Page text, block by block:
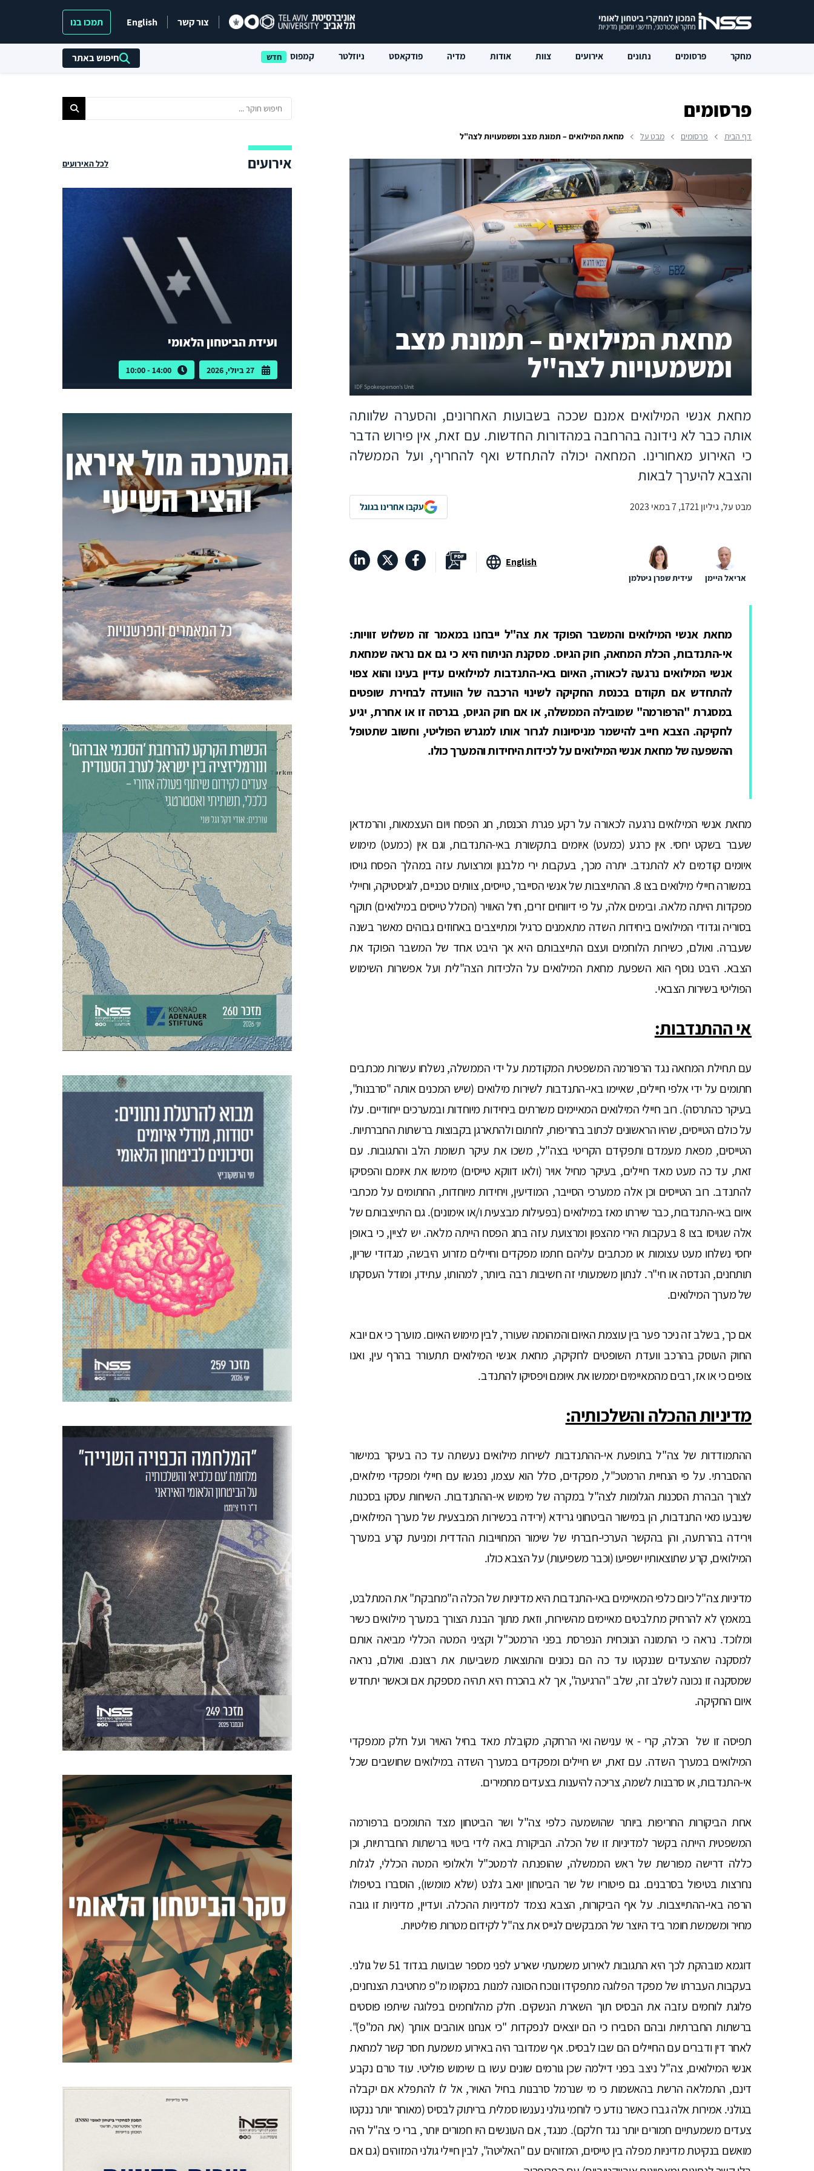
צור קשר English תמכו בנו
מחקר פרסומים נתונים אירועים צוות אודות מדיה פודקאסט ניוזלטר קמפוס חיפוש באתר
פרסומים
דף הבית פרסומים מבט על מחאת המילואים – תמונת מצב ומשמעויות לצה"ל
מחאת המילואים – תמונת מצב
ומשמעויות לצה"ל
מחאת אנשי המילואים אמנם שככה בשבועות האחרונים, והסערה שלוותה
אותה כבר לא נידונה בהרחבה במהדורות החדשות. עם זאת, אין פירוש הדבר
כי האירוע מאחורינו. המחאה יכולה להתחדש ואף להחריף, ועל הממשלה
והצבא להיערך לבאות
מבט על, גיליון 1721, 7 במאי 2023 עקבו אחרינו בגוגל
English
אריאל היימן עידית שפרן גיטלמן
מחאת אנשי המילואים והמשבר הפוקד את צה"ל ייבחנו במאמר זה משלוש זוויות:
אי-התנדבות, הכלת המחאה, חוק הגיוס. מסקנת הניתוח היא כי גם אם נראה שמחאת
אנשי המילואים נרגעה לכאורה, האיום באי-התנדבות למילואים עדיין בעינו והוא צפוי
להתחדש אם תקודם בכנסת החקיקה לשינוי הרכבה של הוועדה לבחירת שופטים
במסגרת "הרפורמה" שמובילה הממשלה, או אם חוק הגיוס, בגרסה זו או אחרת, יגיע
לחקיקה. הצבא חייב להישמר מניסיונות לגרור אותו למגרש הפוליטי, וחשוב שתטופל
ההשפעה של מחאת אנשי המילואים על לכידות היחידות והמערך כולו.
מחאת אנשי המילואים נרגעה לכאורה על רקע פגרת הכנסת, חג הפסח ויום העצמאות, והרמדאן
שעבר בשקט יחסי. אין כרגע (כמעט) איומים בתקשורת באי-התנדבות, וגם אין (כמעט) מימוש
איומים קודמים לא להתנדב. יתרה מכך, בעקבות ירי מלבנון ומרצועת עזה במהלך הפסח גויסו
במשורה חיילי מילואים בצו 8. ההתייצבות של אנשי הסייבר, טייסים, צוותים טכניים, לוגיסטיקה, וחיילי
מפקדות הייתה מלאה. ובימים אלה, על פי דיווחים זרים, חיל האוויר (הכולל טייסים במילואים) תוקף
בסוריה וגדודי המילואים ביחידות השדה מתאמנים כרגיל ומתייצבים באחוזים גבוהים מאשר בשנה
שעברה. ואולם, כשירות הלוחמים ועצם התייצבותם היא אך היבט אחד של המשבר הפוקד את
הצבא. היבט נוסף הוא השפעת מחאת המילואים על הלכידות הצה"לית ועל אפשרות השימוש
הפוליטי בשירות הצבאי.
אי ההתנדבות:
עם תחילת המחאה נגד הרפורמה המשפטית המקודמת על ידי הממשלה, נשלחו עשרות מכתבים
חתומים על ידי אלפי חיילים, שאיימו באי-התנדבות לשירות מילואים (שיש המכנים אותה "סרבנות",
בעיקר כהתרסה). רוב חיילי המילואים המאיימים משרתים ביחידות מיוחדות ובמערכים ייחודיים. עלו
על כולם הטייסים, שהיו הראשונים לכתוב בחריפות, לחתום ולהתארגן בקבוצות ברשתות החברתיות.
הטייסים, מפאת מעמדם ותפקידם הקריטי בצה"ל, משכו את עיקר תשומת הלב והתגובות. עם
זאת, עד כה מעט מאד חיילים, בעיקר מחיל אויר (ולאו דווקא טייסים) מימשו את איומם והפסיקו
להתנדב. רוב הטייסים וכן אלה ממערכי הסייבר, המודיעין, ויחידות מיוחדות, החתומים על מכתבי
איום באי-התנדבות, כבר שירתו מאז במילואים (בפעילות מבצעית ו/או אימונים). גם התייצבותם של
אלה שגויסו בצו 8 בעקבות הירי מהצפון ומרצועת עזה בחג הפסח הייתה מלאה. יש לציין, כי באופן
יחסי נשלחו מעט עצומות או מכתבים עליהם חתמו מפקדים וחיילים מזרוע היבשה, מגדודי שריון,
תותחנים, הנדסה או חי"ר. לנתון משמעותי זה חשיבות רבה ביותר, למהותו, עתידו, ומודל העסקתו
של מערך המילואים.
אם כך, בשלב זה ניכר פער בין עוצמת האיום והמהומה שעורר, לבין מימוש האיום. מוערך כי אם יובא
החוק העוסק בהרכב וועדת השופטים לחקיקה, מחאת אנשי המילואים תתעורר בהרף עין, ואנו
צופים כי או אז, רבים מהמאיימים יממשו את איומם ויפסיקו להתנדב.
מדיניות ההכלה והשלכותיה:
ההתמודדות של צה"ל בתופעת אי-ההתנדבות לשירות מילואים נעשתה עד כה בעיקר במישור
ההסברתי. על פי הנחיית הרמטכ"ל, מפקדים, כולל הוא עצמו, נפגשו עם חיילי ומפקדי מילואים,
לצורך הבהרת הסכנות הגלומות לצה"ל במקרה של מימוש אי-ההתנדבות. השיחות עסקו בסכנות
שינבעו מאי התנדבות, הן במישור הביטחוני גרידא (ירידה בכשירות המבצעית של מערך המילואים,
וירידה בהרתעה, והן בהקשר הערכי-חברתי של שימור המחוייבות ההדדית ומניעת קרע במערך
המילואים, קרע שתוצאותיו ישפיעו (וכבר משפיעות) על הצבא כולו.
מדיניות צה"ל כיום כלפי המאיימים באי-התנדבות היא מדיניות של הכלה ה"מחבקת" את המתלבט,
במאמץ לא להרחיק מתלבטים מאיימים מהשירות, וזאת מתוך הבנת הצורך במערך מילואים כשיר
ומלוכד. נראה כי התמונה הנוכחית הנפרסת בפני הרמטכ"ל וקציני המטה הכללי מביאה אותם
למסקנה שהצעדים שננקטו עד כה הם נכונים והתוצאות משביעות את רצונם. ואולם, נראה
שמסקנה זו נכונה לשלב זה, שלב "הרגיעה", אך לא בהכרח היא תהיה מספקת אם וכאשר יתחדש
איום החקיקה.
תפיסה זו של הכלה, קרי - אי ענישה ואי הרחקה, מקובלת מאד בחיל האויר ועל חלק ממפקדי
המילואים במערך השדה. עם זאת, יש חיילים ומפקדים במערך השדה במילואים שחושבים שכל
אי-התנדבות, או סרבנות לשמה, צריכה להיענות בצעדים מחמירים.
אחת הביקורות החריפות ביותר שהושמעה כלפי צה"ל ושר הביטחון מצד התומכים ברפורמה
המשפטית הייתה בקשר למדיניות זו של הכלה. הביקורת באה לידי ביטוי ברשתות החברתיות, וכן
כללה דרישה מפורשת של ראש הממשלה, שהופנתה לרמטכ"ל ולאלופי המטה הכללי, לגלות
נחרצות בטיפול בסרבנים. גם פיטוריו של שר הביטחון יואב גלנט (שלא מומשו), הוסברו בטיפולו
הרפה באי-ההתייצבות. על אף הביקורות, הצבא נצמד למדיניות ההכלה. ועדיין, מדיניות זו גובה
מחיר ומשמשת חומר ביד היוצר של המבקשים לגייס את צה"ל לקידום מטרות פוליטיות.
דוגמא מובהקת לכך היא התגובות לאירוע משמעתי שארע לפני מספר שבועות בגדוד 51 של גולני.
בעקבות העברתו של מפקד הפלוגה מתפקידו ונוכח הכוונה למנות במקומו מ"פ מחטיבת הצנחנים,
פלוגת לוחמים עזבה את הבסיס תוך השארת הנשקים. חלק מהלוחמים בפלוגה שיתפו פוסטים
ברשתות החברתיות ובהם הסבירו כי הם יוצאים לנפקדות "כי אנחנו אוהבים אותך (את המ"פ)".
לאחר דין ודברים עם החיילים הם שבו לבסיס. אף שמדובר היה באירוע משמעת חסר קשר למחאת
אנשי המילואים, צה"ל ניצב בפני דילמה שכן גורמים שונים עשו בו שימוש פוליטי. עוד טרם נקבע
דינם, התמלאה הרשת בהאשמות כי מי שנרמל סרבנות בחיל האויר, אל לו להתפלא אם יקבלה
בגולני. אמירות אלה גברו כאשר נודע כי לוחמי גולני נענשו סמלית בריתוק לבסיס (מאוחר יותר ננקטו
צעדים משמעתיים חמורים יותר נגד חלקם). מנגד, אם העונשים היו חמורים יותר, ברי כי צה"ל היה
מואשם בנקיטת מדיניות מפלה בין טייסים, המזוהים עם "האליטה", לבין חיילי גולני המזוהים (גם אם
אירועים לכל האירועים
ועידת הביטחון הלאומי
27 ביולי, 2026 14:00 - 10:00